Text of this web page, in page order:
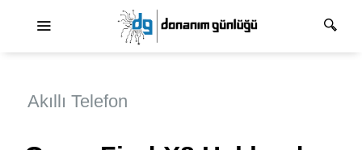
Akıllı Telefon